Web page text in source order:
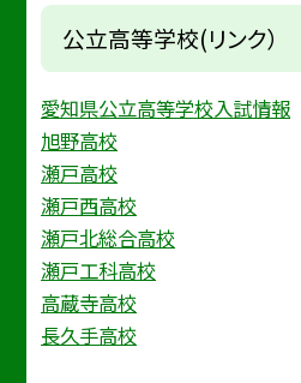
公立高等学校(リンク）
愛知県公立高等学校入試情報
旭野高校
瀬戸高校
瀬戸西高校
瀬戸北総合高校
瀬戸工科高校
高蔵寺高校
長久手高校